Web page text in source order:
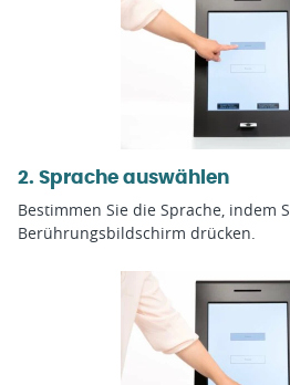
2. Sprache auswählen
Bestimmen Sie die Sprache, indem
Berührungsbildschirm drücken.